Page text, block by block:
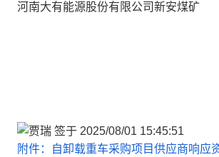
河南大有能源股份有限公司新安煤矿
附件：自卸载重车采购项目供应商响应